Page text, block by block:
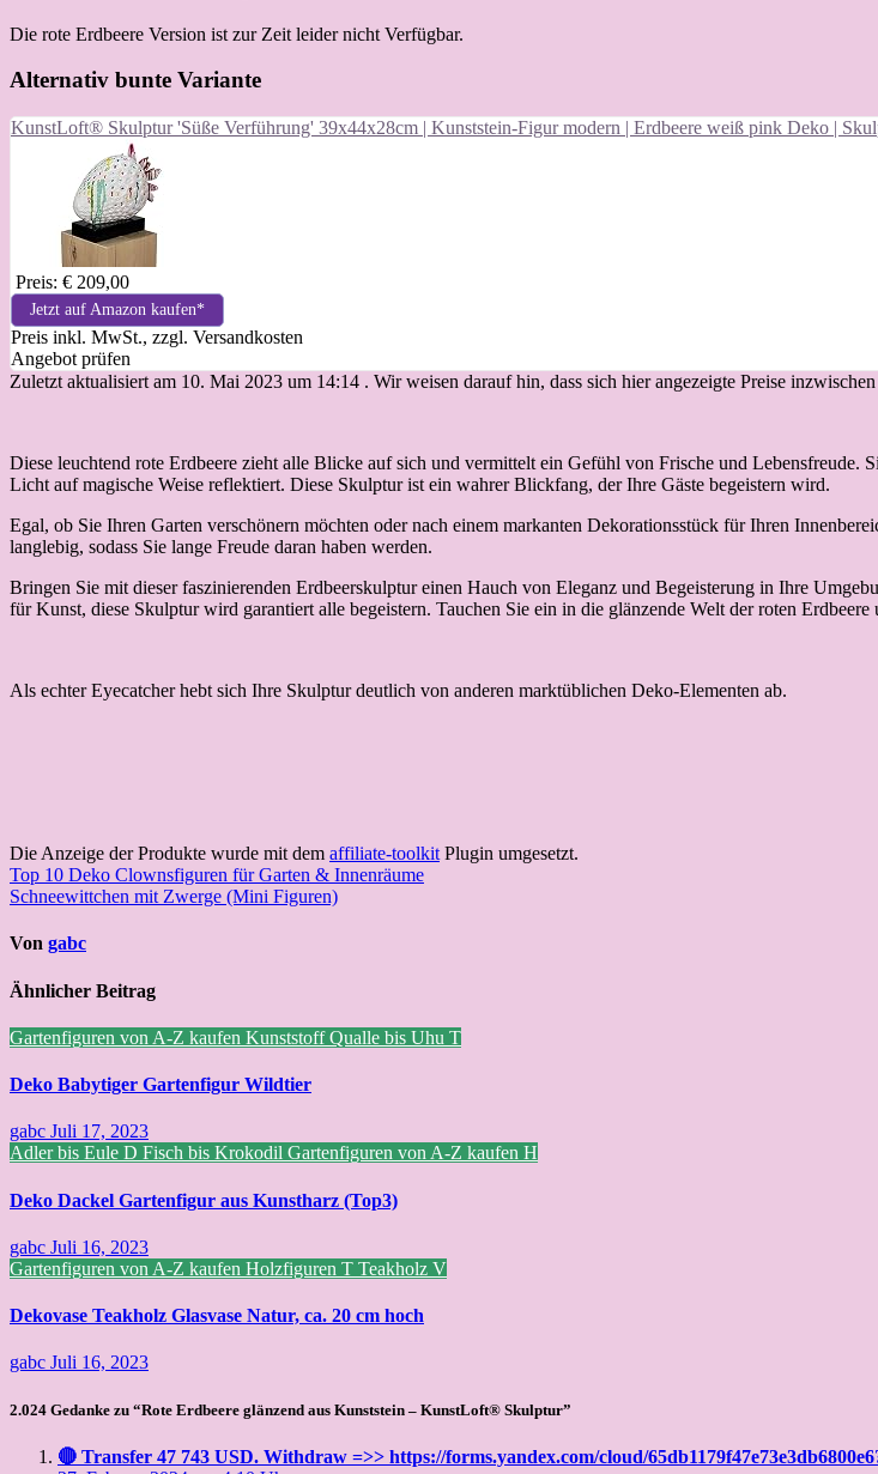
Die rote Erdbeere Version ist zur Zeit leider nicht Verfügbar.
Alternativ bunte Variante
KunstLoft® Skulptur 'Süße Verführung' 39x44x28cm | Kunststein-Figur modern | Erdbeere weiß pink Deko |
Preis: € 209,00
Jetzt auf Amazon kaufen*
Preis inkl. MwSt., zzgl. Versandkosten
Angebot prüfen
Zuletzt aktualisiert am 10. Mai 2023 um 14:14 . Wir weisen darauf hin, dass sich hier angezeigte Preise
Diese leuchtend rote Erdbeere zieht alle Blicke auf sich und vermittelt ein Gefühl von Frische und
Licht auf magische Weise reflektiert. Diese Skulptur ist ein wahrer Blickfang, der Ihre Gäste begeistern wird.
Egal, ob Sie Ihren Garten verschönern möchten oder nach einem markanten Dekorationsstück für Ihren
langlebig, sodass Sie lange Freude daran haben werden.
Bringen Sie mit dieser faszinierenden Erdbeerskulptur einen Hauch von Eleganz und Begeisterung in Ihre
für Kunst, diese Skulptur wird garantiert alle begeistern. Tauchen Sie ein in die glänzende Welt der roten Erdbeere
Als echter Eyecatcher hebt sich Ihre Skulptur deutlich von anderen marktüblichen Deko-Elementen ab.
Die Anzeige der Produkte wurde mit dem affiliate-toolkit Plugin umgesetzt.
Beitragsnavigation
Top 10 Deko Clownsfiguren für Garten & Innenräume
Schneewittchen mit Zwerge (Mini Figuren)
Von gabc
Ähnlicher Beitrag
Gartenfiguren von A-Z kaufen KunststoffQualle bis Uhu T
Deko Babytiger Gartenfigur Wildtier
gabc Juli 17, 2023
Adler bis Eule D Fisch bis Krokodil Gartenfiguren von A-Z kaufen H
Deko Dackel Gartenfigur aus Kunstharz (Top3)
gabc Juli 16, 2023
Gartenfiguren von A-Z kaufen Holzfiguren T Teakholz V
Dekovase Teakholz Glasvase Natur, ca. 20 cm hoch
gabc Juli 16, 2023
2.024 Gedanke zu “Rote Erdbeere glänzend aus Kunststein – KunstLoft® Skulptur”
🔴 Transfer 47 743 USD. Withdrаw =>> https://forms.yandex.com/cloud/